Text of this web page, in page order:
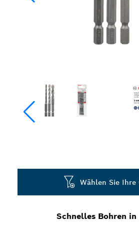
Schnelles Bohren in
Wählen Sie Ihre